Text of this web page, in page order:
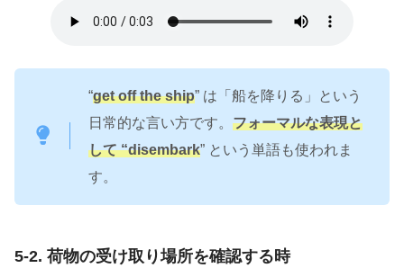
“get off the ship” は「船を降りる」という
日常的な言い方です。 フォーマルな表現と
して “disembark” という単語も使われま
す。
5-2. 荷物の受け取り場所を確認する時